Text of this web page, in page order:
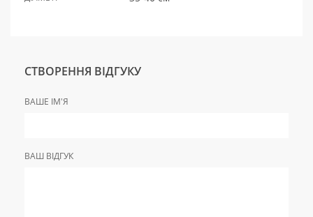
СТВОРЕННЯ ВІДГУКУ
ВАШЕ ІМ'Я
ВАШ ВІДГУК